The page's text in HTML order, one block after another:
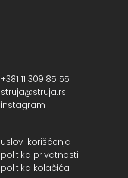
+381 11 309 85 55
struja@struja.rs
instagram
uslovi korišćenja
politika privatnosti
politika kolačića